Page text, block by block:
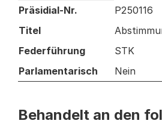
Informationen zum
Präsidial-Nr.
P250116
Titel
Federführung
STK
Parlamentarisch
Nein
Behandelt an den